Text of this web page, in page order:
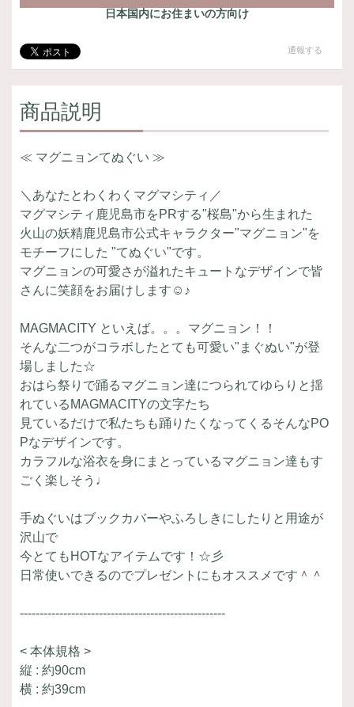
日本国内にお住まいの方向け
通報する
商品説明
≪ マグニョンてぬぐい ≫
＼あなたとわくわくマグマシティ／
マグマシティ鹿児島市をPRする"桜島"から生まれた
火山の妖精鹿児島市公式キャラクター"マグニョン"を
モチーフにした "てぬぐい"です。
マグニョンの可愛さが溢れたキュートなデザインで皆
さんに笑顔をお届けします☺♪
MAGMACITY といえば。。。マグニョン！！
そんな二つがコラボしたとても可愛い"まぐぬい"が登
場しました☆
おはら祭りで踊るマグニョン達につられてゆらりと揺
れているMAGMACITYの文字たち
見ているだけで私たちも踊りたくなってくるそんなPO
Pなデザインです。
カラフルな浴衣を身にまとっているマグニョン達もす
ごく楽しそう♩
手ぬぐいはブックカバーやふろしきにしたりと用途が
沢山で
今とてもHOTなアイテムです！☆彡
日常使いできるのでプレゼントにもオススメです＾＾
----------------------------------------------------
< 本体規格 >
縦 : 約90cm
横 : 約39cm